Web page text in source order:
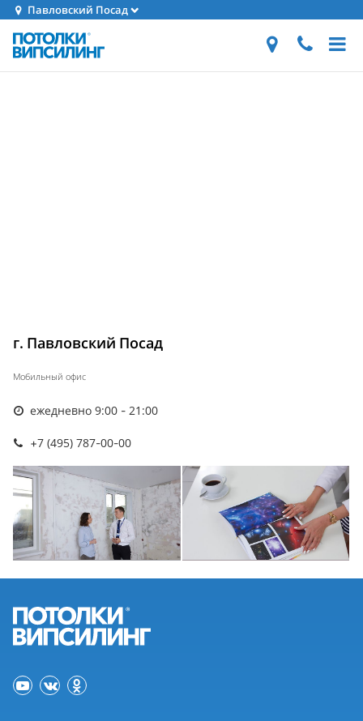
Павловский Посад
г. Павловский Посад
Мобильный офис
ежедневно 9:00 - 21:00
+7 (495) 787-00-00